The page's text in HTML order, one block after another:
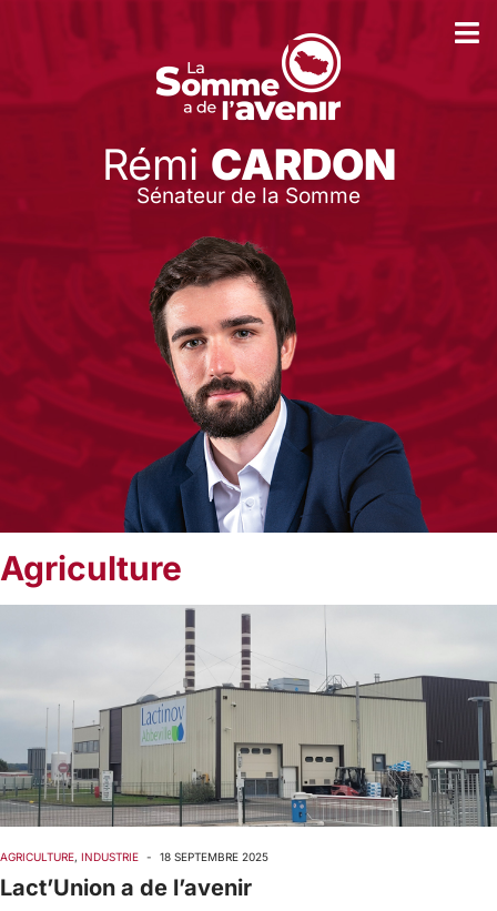
RémiCARDON
Sénateur de la Somme
Agriculture
AGRICULTURE, INDUSTRIE - 18 SEPTEMBRE 2025
Lact’Union a de l’avenir